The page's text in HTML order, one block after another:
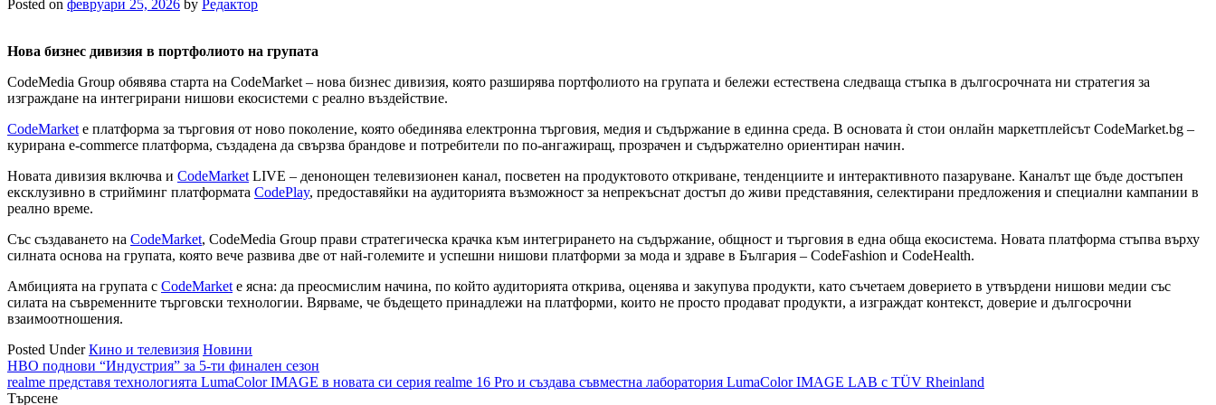
Posted on февруари 25, 2026 by Редактор
Нова бизнес дивизия в портфолиото на групата
CodeMedia Group обявява старта на CodeMarket – нова бизнес дивизия, която разширява портфолиото на групата и бележи естествена следваща стъпка в дългосрочната ни стратегия за
изграждане на интегрирани нишови екосистеми с реално въздействие.
CodeMarket е платформа за търговия от ново поколение, която обединява електронна търговия, медия и съдържание в единна среда. В основата ѝ стои онлайн маркетплейсът CodeMarket.bg –
курирана e-commerce платформа, създадена да свързва брандове и потребители по по-ангажиращ, прозрачен и съдържателно ориентиран начин.
Новата дивизия включва и CodeMarket LIVE – денонощен телевизионен канал, посветен на продуктовото откриване, тенденциите и интерактивното пазаруване. Каналът ще бъде достъпен
ексклузивно в стрийминг платформата CodePlay, предоставяйки на аудиторията възможност за непрекъснат достъп до живи представяния, селектирани предложения и специални кампании в
реално време.
Със създаването на CodeMarket, CodeMedia Group прави стратегическа крачка към интегрирането на съдържание, общност и търговия в една обща екосистема. Новата платформа стъпва върху
силната основа на групата, която вече развива две от най-големите и успешни нишови платформи за мода и здраве в България – CodeFashion и CodeHealth.
Амбицията на групата с CodeMarket е ясна: да преосмислим начина, по който аудиторията открива, оценява и закупува продукти, като съчетаем доверието в утвърдени нишови медии със
силата на съвременните търговски технологии. Вярваме, че бъдещето принадлежи на платформи, които не просто продават продукти, а изграждат контекст, доверие и дългосрочни
взаимоотношения.
Posted UnderКино и телевизия Новини
Навигация
HBO поднови “Индустрия” за 5-ти финален сезон
realme представя технологията LumaColor IMAGE в новата си серия realme 16 Pro и създава съвместна лаборатория LumaColor IMAGE LAB с TÜV Rheinland
Търсене